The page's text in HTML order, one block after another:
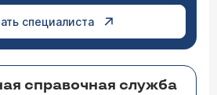
специалиста
справочная служба